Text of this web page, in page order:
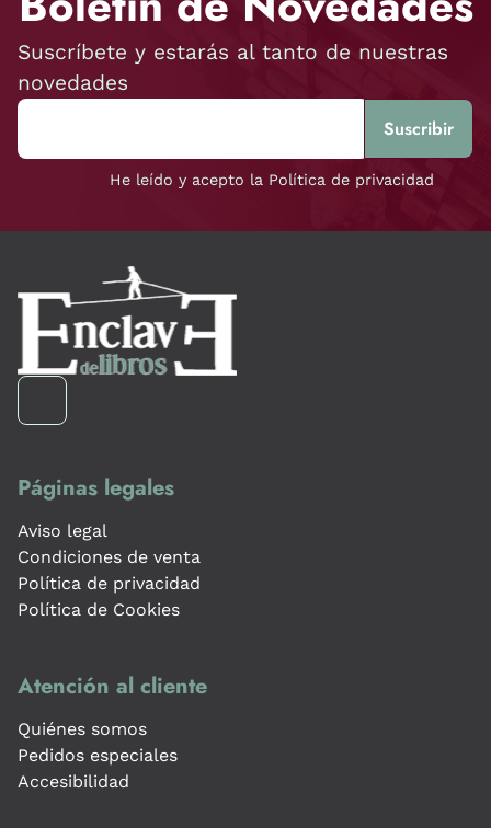
Suscríbete y estarás al tanto de nuestras
novedades
He leído y acepto la Política de privacidad
Páginas legales
Aviso legal
Condiciones de venta
Política de privacidad
Política de Cookies
Atención al cliente
Quiénes somos
Pedidos especiales
Accesibilidad